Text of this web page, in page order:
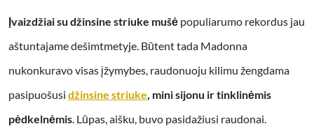
Įvaizdžiai su džinsine striuke mušė populiarumo rekordus jau
aštuntajame dešimtmetyje. Būtent tada Madonna
nukonkuravo visas įžymybes, raudonuoju kilimu žengdama
pasipuošusi džinsine striuke, mini sijonu ir tinklinėmis
pėdkelnėmis. Lūpas, aišku, buvo pasidažiusi raudonai.